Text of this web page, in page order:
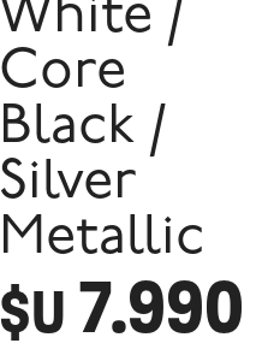
White /
Core
Black /
Silver
Metallic
$U 7.990